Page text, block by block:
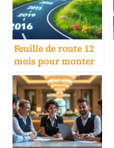
Feuille de route 12
mois pour monter
en gamme